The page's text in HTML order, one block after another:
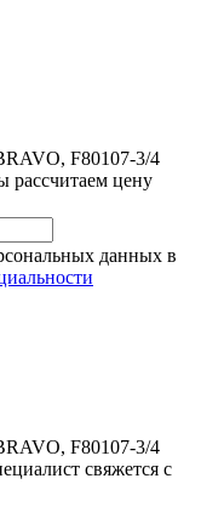
F80107-3/4
рассчитаем цену
данных в
F80107-3/4
свяжется с